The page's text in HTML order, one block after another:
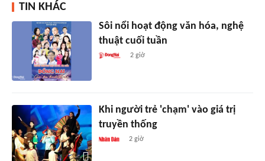
TIN KHÁC
Sôi nổi hoạt động văn hóa, nghệ
thuật cuối tuần
2 giờ
Khi người trẻ 'chạm' vào giá trị
truyền thống
2 giờ